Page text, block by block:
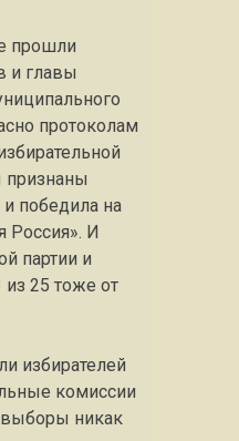
прошли
и главы
протоколам
победила на
Россия». И
партии и
из 25 тоже от
избирателей
комиссии
никак